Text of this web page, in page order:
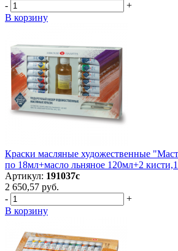
-
+
В корзину
Краски масляные художественные
по 18мл+масло льняное 120мл+2
Артикул: 191037с
2 650,57 руб.
-
+
В корзину